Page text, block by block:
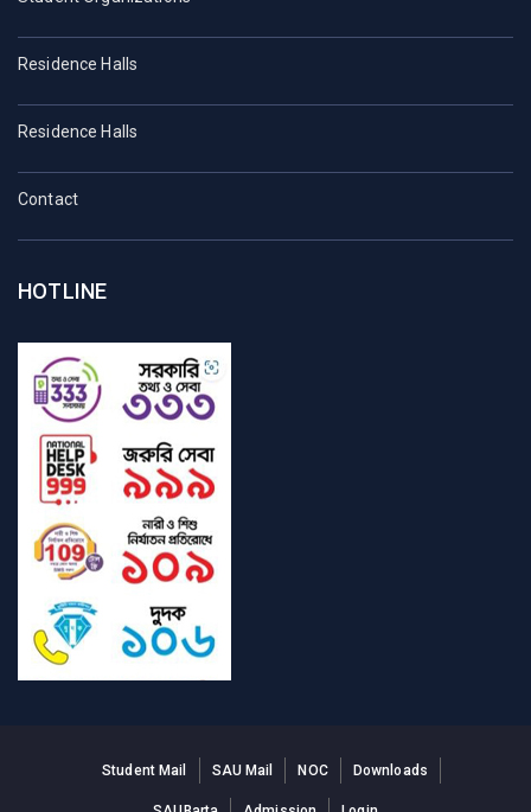
Residence Halls
Residence Halls
Contact
HOTLINE
Student Mail SAU Mail NOC Downloads